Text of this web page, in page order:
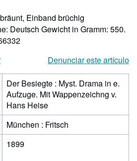
estrellas
Einband brüchig
Deutsch Gewicht in Gramm: 550.
Denunciar este artículo
Der Besiegte : Myst. Drama in e.
Aufzuge. Mit Wappenzeichng v.
Hans Heise
München : Fritsch
1899